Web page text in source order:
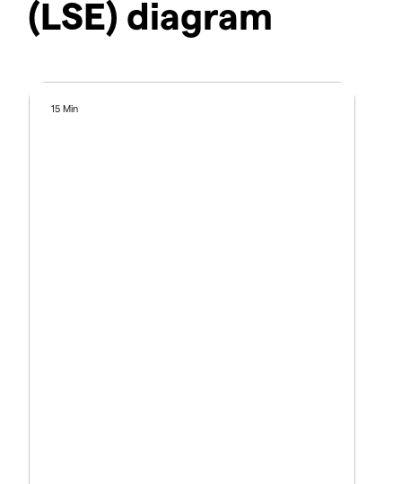
(LSE) diagram
15 Min